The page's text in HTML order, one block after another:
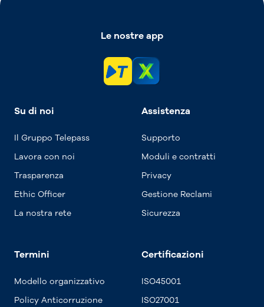
Le nostre app
Su di noi
Il Gruppo Telepass
Lavora con noi
Trasparenza
Ethic Officer
La nostra rete
Assistenza
Supporto
Moduli e contratti
Privacy
Gestione Reclami
Sicurezza
Termini
Modello organizzativo
Policy Anticorruzione
Certificazioni
ISO45001
ISO27001